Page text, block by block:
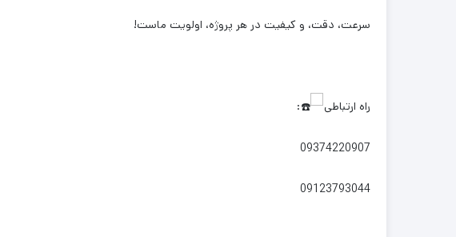
سرعت، دقت، و کیفیت در هر پروژه، اولویت ماست!
راه ارتباطی :
09374220907
09123793044